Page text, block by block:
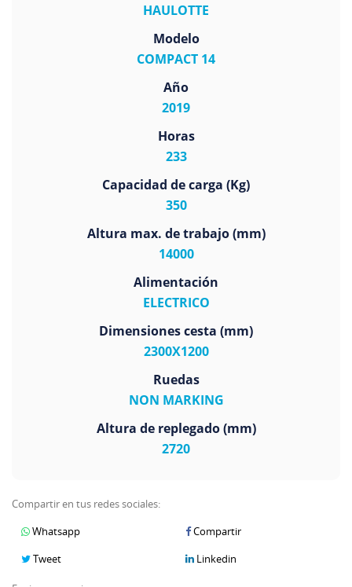
HAULOTTE
Modelo
COMPACT 14
Año
2019
Horas
233
Capacidad de carga (Kg)
350
Altura max. de trabajo (mm)
14000
Alimentación
ELECTRICO
Dimensiones cesta (mm)
2300X1200
Ruedas
NON MARKING
Altura de replegado (mm)
2720
Compartir en tus redes sociales:
Whatsapp
Compartir
Tweet
Linkedin